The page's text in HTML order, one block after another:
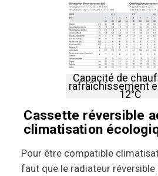
Capacité de
rafraîchissement
12°C
Cassette réversible
climatisation
Pour être compatible
faut que le radiateur